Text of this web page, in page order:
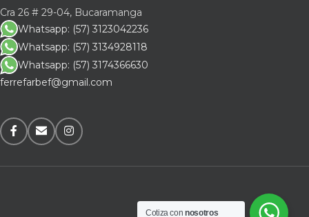
Cra 26 # 29-04, Bucaramanga
Whatsapp: (57) 3123042236
Whatsapp: (57) 3134928118
Whatsapp: (57) 3174366630
ferrefarbef@gmail.com
Cotiza connosotros